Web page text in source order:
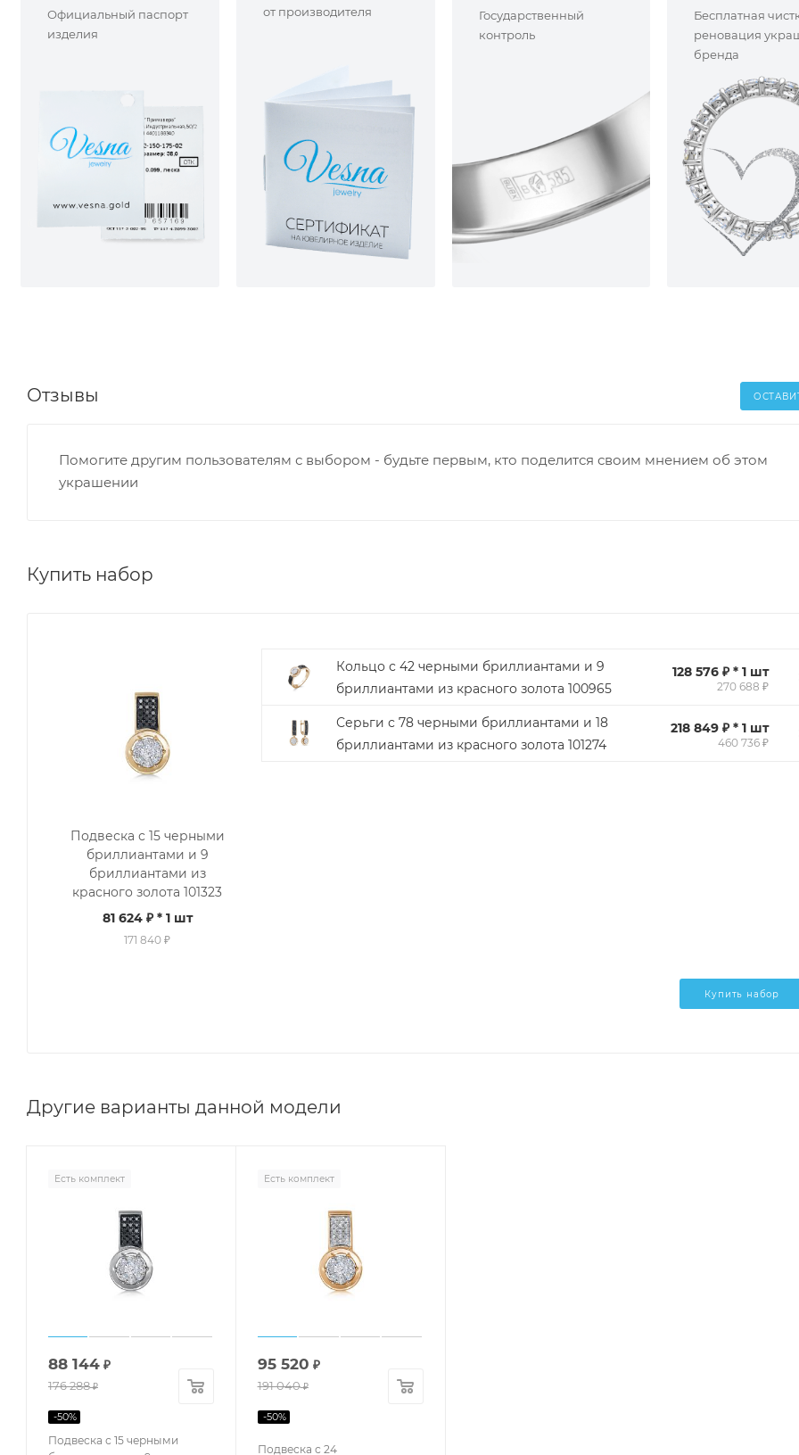
Официальный паспорт
изделия
от производителя
Государственный
контроль
Бесплатная
реновация
бренда
Отзывы
Помогите другим пользователям с выбором - будьте первым, кто поделится своим мнением об этом
украшении
Купить набор
Подвеска с 15 черными
бриллиантами и 9
бриллиантами из
красного золота 101323
81 624 ₽* 1 шт
171 840 ₽
Кольцо с 42 черными бриллиантами и 9
бриллиантами из красного золота 100965
128 576 ₽ * 1 шт
270 688 ₽
Серьги с 78 черными бриллиантами и 18
бриллиантами из красного золота 101274
218 849 ₽ * 1 шт
460 736 ₽
Купить набор
Другие варианты данной модели
Есть комплект
Подвеска с 15 черными
88 144 ₽
176 288₽
-50%
Есть комплект
Подвеска с 24
95 520 ₽
191 040₽
-50%